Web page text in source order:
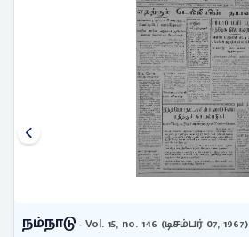
நம்நாடு- Vol. 15, no. 146 (டிசம்பர் 07, 1967)